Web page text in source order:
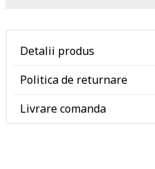
Detalii produs
Politica de returnare
Livrare comanda